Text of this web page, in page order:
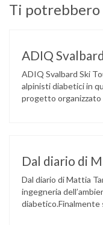
Ti potrebbero
ADIQ
ADIQ Svalbard Ski
alpinisti diabetici in
progetto organizzato
Dal diario di
Dal diario di Mattia
ingegneria
diabetico.Finalmente